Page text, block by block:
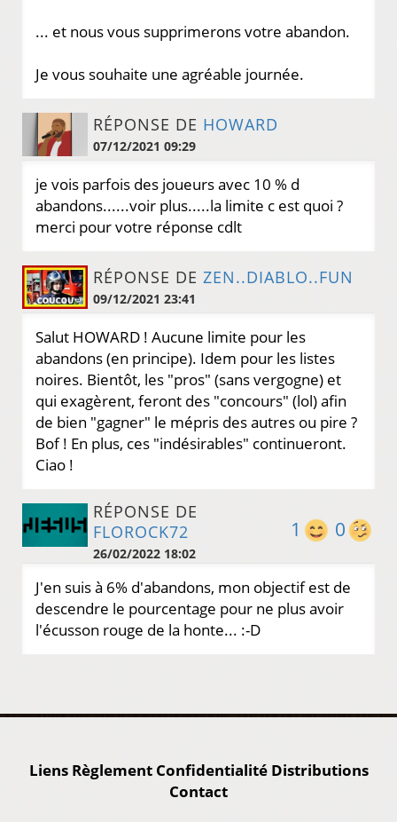
... et nous vous supprimerons votre abandon.
Je vous souhaite une agréable journée.
RÉPONSE DE HOWARD
07/12/2021 09:29
je vois parfois des joueurs avec 10 % d
abandons......voir plus.....la limite c est quoi ?
merci pour votre réponse cdlt
RÉPONSE DE ZEN..DIABLO..FUN
09/12/2021 23:41
Salut HOWARD ! Aucune limite pour les
abandons (en principe). Idem pour les listes
noires. Bientôt, les "pros" (sans vergogne) et
qui exagèrent, feront des "concours" (lol) afin
de bien "gagner" le mépris des autres ou pire ?
Bof ! En plus, ces "indésirables" continueront.
Ciao !
0
1
RÉPONSE DE
FLOROCK72
26/02/2022 18:02
J'en suis à 6% d'abandons, mon objectif est de
descendre le pourcentage pour ne plus avoir
l'écusson rouge de la honte... :-D
Liens Règlement Confidentialité Distributions
Contact